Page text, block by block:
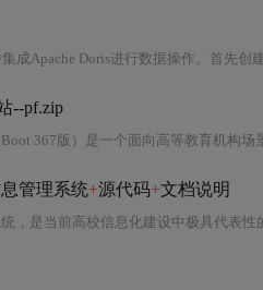
--pf.zip
管理系统+源代码+文档说明